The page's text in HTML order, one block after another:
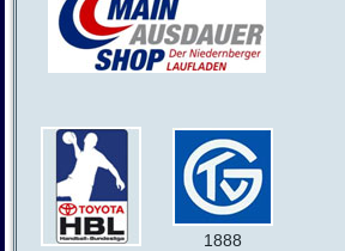
1888